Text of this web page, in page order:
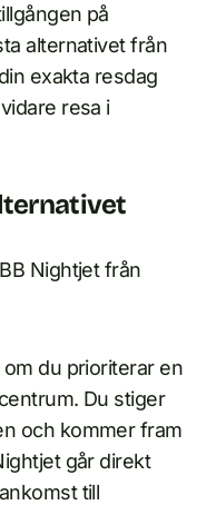
på
alternativet från
exakta resdag
resa i
Nightjet från
du prioriterar en
Du stiger
och kommer fram
går direkt
till